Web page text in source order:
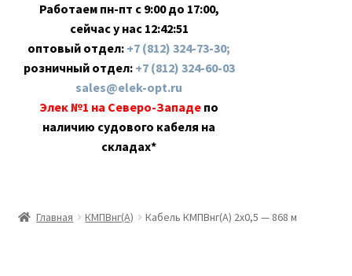
Работаем пн-пт с 9:00 до 17:00,
сейчас у нас 12:42:51
оптовый отдел: +7 (812) 324-73-30;
розничный отдел: +7 (812) 324-60-03
sales@elek-opt.ru
Элек №1 на Северо-Западе по
наличию судового кабеля на
складах*
Главная КМПВнг(А) Кабель КМПВнг(А) 2х0,5 — 868 м